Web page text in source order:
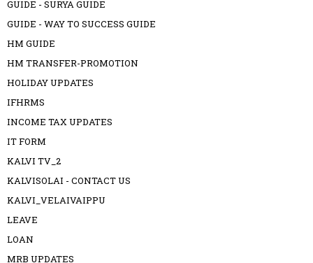
GUIDE - SURYA GUIDE
GUIDE - WAY TO SUCCESS GUIDE
HM GUIDE
HM TRANSFER-PROMOTION
HOLIDAY UPDATES
IFHRMS
INCOME TAX UPDATES
IT FORM
KALVI TV_2
KALVISOLAI - CONTACT US
KALVI_VELAIVAIPPU
LEAVE
LOAN
MRB UPDATES